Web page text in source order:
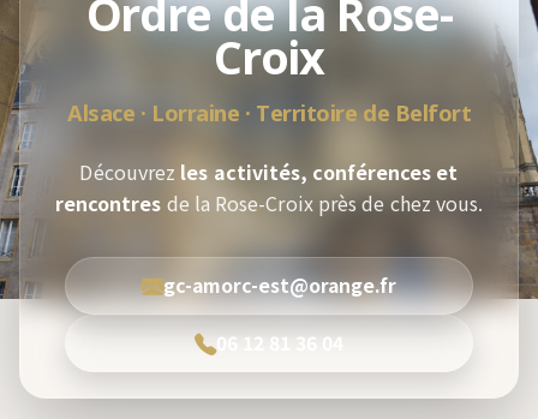
Ordre de la Rose-
Croix
Alsace · Lorraine · Territoire de Belfort
Découvrez les activités, conférences et
rencontres de la Rose-Croix près de chez vous.
gc-amorc-est@orange.fr
06 12 81 36 04